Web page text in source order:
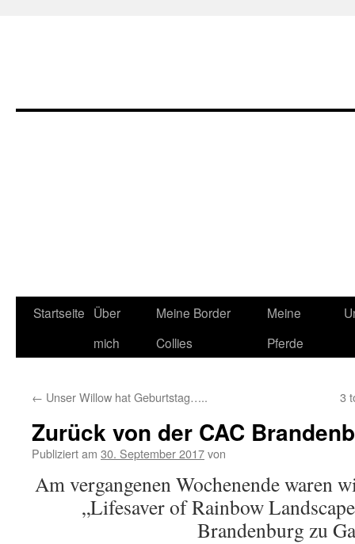
Zum
Startseite Über
mich
Meine Border
Collies
Meine
Pferde
← Unser Willow hat Geburtstag….. 3
Zurück von der CAC
Publiziert am 30. September 2017von
Am vergangenen Wochenende waren
„Lifesaver of Rainbow
Brandenburg zu